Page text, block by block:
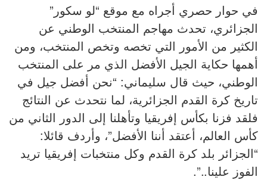
في حوار حصري أجراه مع موقع “لو سكور”
الجزائري، تحدث مهاجم المنتخب الوطني عن
الكثير من الأمور التي تخصه وتخص المنتخب، ومن
أهمها حكاية الجيل الأفضل الذي مر على المنتخب
الوطني، حيث قال سليماني: “نحن أفضل جيل في
تاريخ كرة القدم الجزائرية، لما نتحدث عن النتائج
فلقد فزنا بكأس إفريقيا وتأهلنا إلى الدور الثاني من
كأس العالم، أعتقد أننا الأفضل”، وأردف قائلا:
“الجزائر بلد كرة القدم وكل منتخبات إفريقيا تريد
الفوز علينا..”.